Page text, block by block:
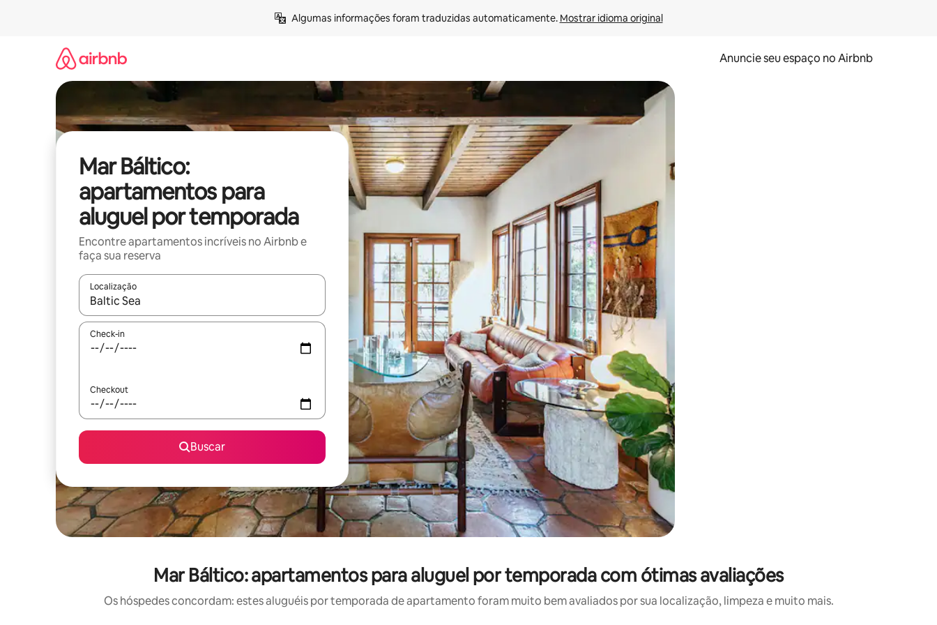
Algumas informações foram traduzidas automaticamente. Mostrar idioma original
Anuncie seu espaço no Airbnb
Mar Báltico:
apartamentos para
aluguel por temporada
Encontre apartamentos incríveis no Airbnb e
faça sua reserva
Localização
Quando os resultados estiverem disponíveis, explore-os usando as seta para cima e para baixo do teclado ou tocando e deslizando o dedo na tela.
Check-in
Checkout
Buscar
Mar Báltico: apartamentos para aluguel por temporada com ótimas avaliações
Os hóspedes concordam: estes aluguéis por temporada de apartamento foram muito bem avaliados por sua localização, limpeza e muito mais.